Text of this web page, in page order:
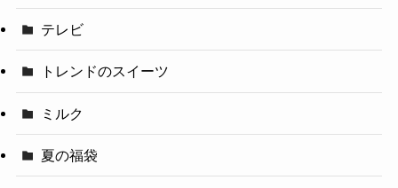
テレビ
トレンドのスイーツ
ミルク
夏の福袋